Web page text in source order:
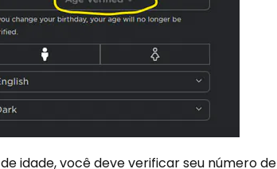
idade, você deve verificar seu número de